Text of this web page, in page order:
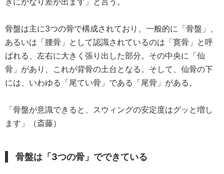
骨盤は主に3つの骨で構成されており、一般的に「骨盤」、
あるいは「腰骨」として認識されているのは「寛骨」と呼
ばれる、左右に大きく張り出した部分。その中央に「仙
骨」があり、これが背骨の土台となる。そして、仙骨の下
には、いわゆる「尾てい骨」である「尾骨」がある。
「骨盤が意識できると、スウィングの安定度はグッと増し
ます」（斎藤）
骨盤は「3つの骨」でできている